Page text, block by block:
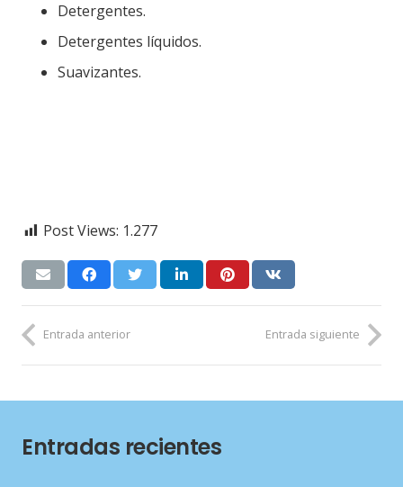
Detergentes.
Detergentes líquidos.
Suavizantes.
Post Views: 1.277
Entrada anterior Entrada siguiente
Entradas recientes